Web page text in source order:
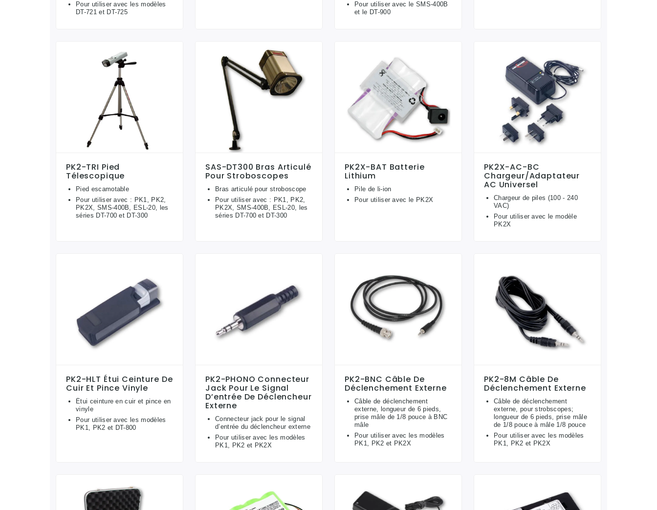
Pour utiliser avec les modèles
DT-721 et DT-725
Pour utiliser avec le SMS-400B
et le DT-900
PK2-TRI Pied
Télescopique
Pied escamotable
Pour utiliser avec : PK1, PK2,
PK2X, SMS-400B, ESL-20, les
séries DT-700 et DT-300
SAS-DT300 Bras Articulé
Pour Stroboscopes
Bras articulé pour stroboscope
Pour utiliser avec : PK1, PK2,
PK2X, SMS-400B, ESL-20, les
séries DT-700 et DT-300
PK2X-BAT Batterie
Lithium
Pile de li-ion
Pour utiliser avec le PK2X
PK2X-AC-BC
Chargeur/adaptateur
AC Universel
Chargeur de piles (100 - 240
VAC)
Pour utiliser avec le modèle
PK2X
PK2-HLT Étui Ceinture De
Cuir Et Pince Vinyle
Étui ceinture en cuir et pince en
vinyle
Pour utiliser avec les modèles
PK1, PK2 et DT-800
PK2-PHONO Connecteur
Jack Pour Le Signal
D’entrée De Déclencheur
Externe
Connecteur jack pour le signal
d’entrée du déclencheur externe
Pour utiliser avec les modèles
PK1, PK2 et PK2X
PK2-BNC Câble De
Déclenchement Externe
Câble de déclenchement
externe, longueur de 6 pieds,
prise mâle de 1/8 pouce à BNC
mâle
Pour utiliser avec les modèles
PK1, PK2 et PK2X
PK2-8M Câble De
Déclenchement Externe
Câble de déclenchement
externe, pour strobscopes;
longueur de 6 pieds, prise mâle
de 1/8 pouce à mâle 1/8 pouce
Pour utiliser avec les modèles
PK1, PK2 et PK2X